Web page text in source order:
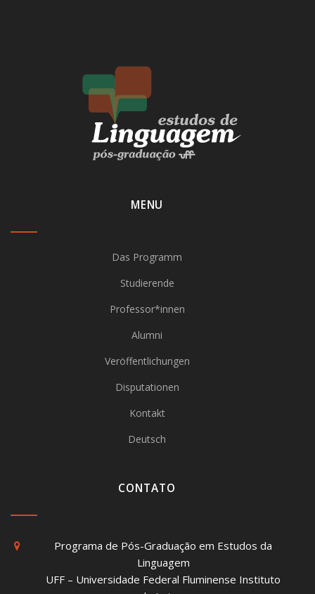
MENU
Das Programm
Studierende
Professor*innen
Alumni
Veröffentlichungen
Disputationen
Kontakt
Deutsch
CONTATO
Programa de Pós-Graduação em Estudos da
Linguagem
UFF – Universidade Federal Fluminense Instituto